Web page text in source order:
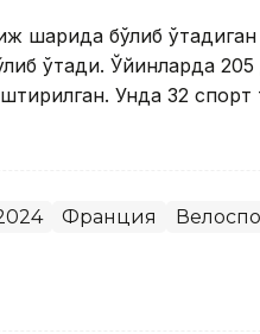
шаҳрида бўлиб
ўтади. Ўйинларда
Унда 32
Франция